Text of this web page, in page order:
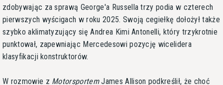
zdobywając za sprawą George'a Russella trzy podia w czterech
pierwszych wyścigach w roku 2025. Swoją cegiełkę dołożył także
szybko aklimatyzujący się Andrea Kimi Antonelli, który trzykrotnie
punktował, zapewniając Mercedesowi pozycję wicelidera
klasyfikacji konstruktorów.
W rozmowie z MotorsportemJames Allison podkreślił, że choć